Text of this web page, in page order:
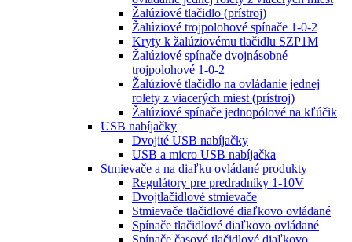
Žalúziové tlačidlo (prístroj)
Žalúziové trojpolohové spínače 1-0-2
Kryty k žalúziovému tlačidlu SZP1M
Žalúziové spínače dvojnásobné
trojpolohové 1-0-2
Žalúziové tlačidlo na ovládanie jednej
rolety z viacerých miest (prístroj)
Žalúziové spínače jednopólové na kľúčik
USB nabíjačky
Dvojité USB nabíjačky
USB a micro USB nabíjačka
Stmievače a na diaľku ovládané produkty
Regulátory pre predradníky 1-10V
Dvojtlačidlové stmievače
Stmievače tlačidlové diaľkovo ovládané
Spínače tlačidlové diaľkovo ovládané
Spínače časové tlačidlové diaľkovo